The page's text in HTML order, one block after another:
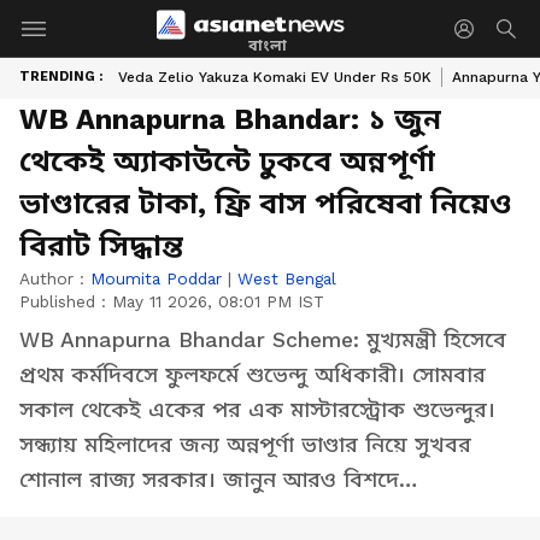
বাংলা
TRENDING : Veda Zelio Yakuza Komaki EV Under Rs 50K Annapurna
WB Annapurna Bhandar: ১ জুন
থেকেই অ্যাকাউন্টে ঢুকবে অন্নপূর্ণা
ভাণ্ডারের টাকা, ফ্রি বাস পরিষেবা নিয়েও
বিরাট সিদ্ধান্ত
Author : Moumita Poddar | West Bengal
Published : May 11 2026, 08:01 PM IST
WB Annapurna Bhandar Scheme: মুখ্যমন্ত্রী হিসেবে
প্রথম কর্মদিবসে ফুলফর্মে শুভেন্দু অধিকারী। সোমবার
সকাল থেকেই একের পর এক মাস্টারস্ট্রোক শুভেন্দুর।
সন্ধ্যায় মহিলাদের জন্য অন্নপূর্ণা ভাণ্ডার নিয়ে সুখবর
শোনাল রাজ্য সরকার। জানুন আরও বিশদে…